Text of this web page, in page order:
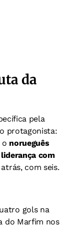
da
pela
protagonista:
o norueguês
com
com seis.
gols na
do Marfim nos